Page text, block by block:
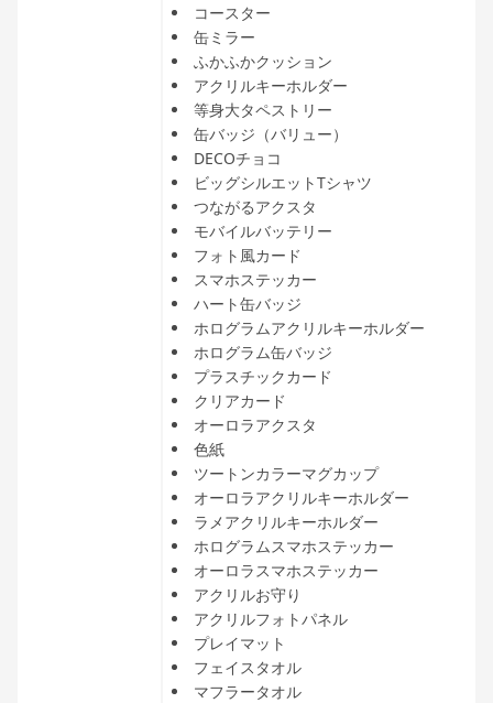
コースター
缶ミラー
ふかふかクッション
アクリルキーホルダー
等身大タペストリー
缶バッジ（バリュー）
DECOチョコ
ビッグシルエットTシャツ
つながるアクスタ
モバイルバッテリー
フォト風カード
スマホステッカー
ハート缶バッジ
ホログラムアクリルキーホルダー
ホログラム缶バッジ
プラスチックカード
クリアカード
オーロラアクスタ
色紙
ツートンカラーマグカップ
オーロラアクリルキーホルダー
ラメアクリルキーホルダー
ホログラムスマホステッカー
オーロラスマホステッカー
アクリルお守り
アクリルフォトパネル
プレイマット
フェイスタオル
マフラータオル